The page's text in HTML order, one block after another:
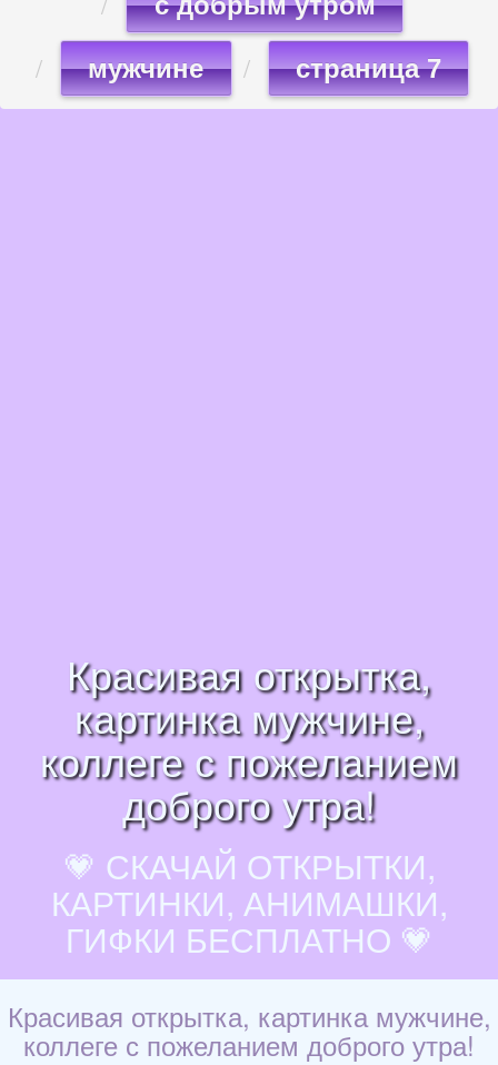
мужчине страница 7
Красивая открытка,
картинка мужчине,
коллеге с пожеланием
доброго утра!
💗 СКАЧАЙ ОТКРЫТКИ,
КАРТИНКИ, АНИМАШКИ,
ГИФКИ БЕСПЛАТНО 💗
Красивая открытка, картинка мужчине,
коллеге с пожеланием доброго утра!